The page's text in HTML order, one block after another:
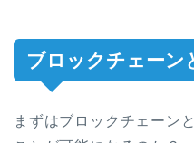
ブロックチェーン
まずはブロックチェーン